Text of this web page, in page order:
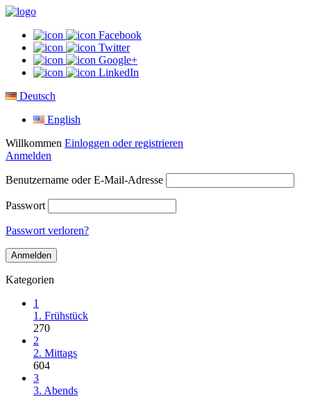
Facebook
Twitter
Google+
LinkedIn
Deutsch
English
Willkommen Einloggen oder registrieren
Anmelden
Benutzername oder E-Mail-Adresse
Passwort
Passwort verloren?
Kategorien
1
1. Frühstück
270
2
2. Mittags
604
3
3. Abends